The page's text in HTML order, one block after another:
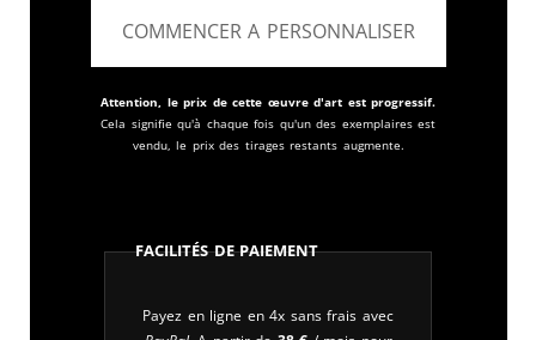
COMMENCER A PERSONNALISER
Attention, le prix de cette œuvre d'art est progressif.
Cela signifie qu'à chaque fois qu'un des exemplaires est
vendu, le prix des tirages restants augmente.
Facilités de paiement
Payez en ligne en 4x sans frais avec